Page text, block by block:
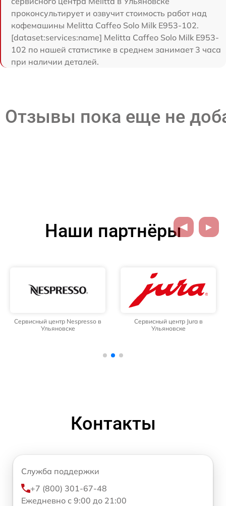
проконсультирует и озвучит стоимость работ над
кофемашины Melitta Caffeo Solo Milk E953-102.
[dataset:services:name] Melitta Caffeo Solo Milk E953-
102 по нашей статистике в среднем занимает 3 часа
при наличии деталей.
Отзывы пока еще не
Наши партнёры
Сервисный центр Nespresso в
Ульяновске
Сервисный центр Jura в
Ульяновске
Контакты
Служба поддержки
+7 (800) 301-67-48
Ежедневно с 9:00 до 21:00